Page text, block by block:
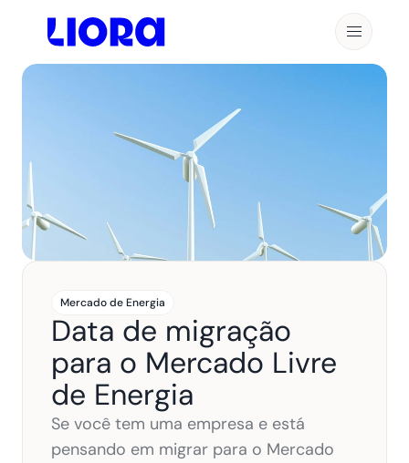
Mercado de Energia
Data de migração
para o Mercado Livre
de Energia
Se você tem uma empresa e está
pensando em migrar para o Mercado